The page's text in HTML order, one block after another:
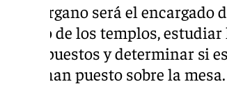
Este órgano será el
estado de los templos,
presupuestos y determinar si
ya se han puesto sobre la mesa.